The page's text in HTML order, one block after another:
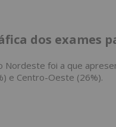
dos exames
Nordeste foi a que
e Centro-Oeste (26%).